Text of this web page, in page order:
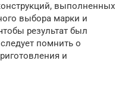
выполненных
выбора марки и
результат был
помнить о
и